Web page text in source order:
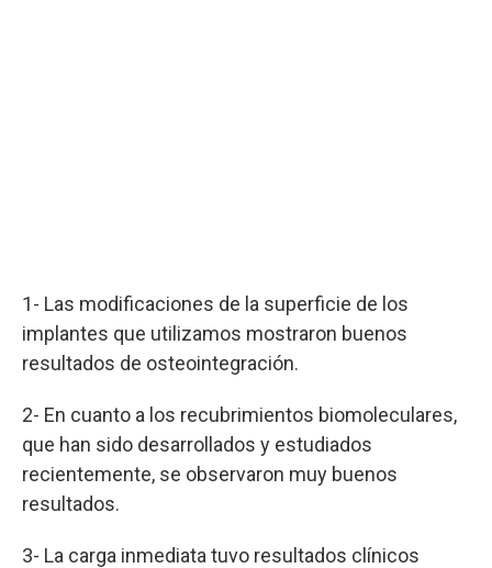
1- Las modificaciones de la superficie de los
implantes que utilizamos mostraron buenos
resultados de osteointegración.
2- En cuanto a los recubrimientos biomoleculares,
que han sido desarrollados y estudiados
recientemente, se observaron muy buenos
resultados.
3- La carga inmediata tuvo resultados clínicos